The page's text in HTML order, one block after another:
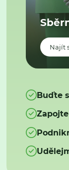
Najít
Buďte